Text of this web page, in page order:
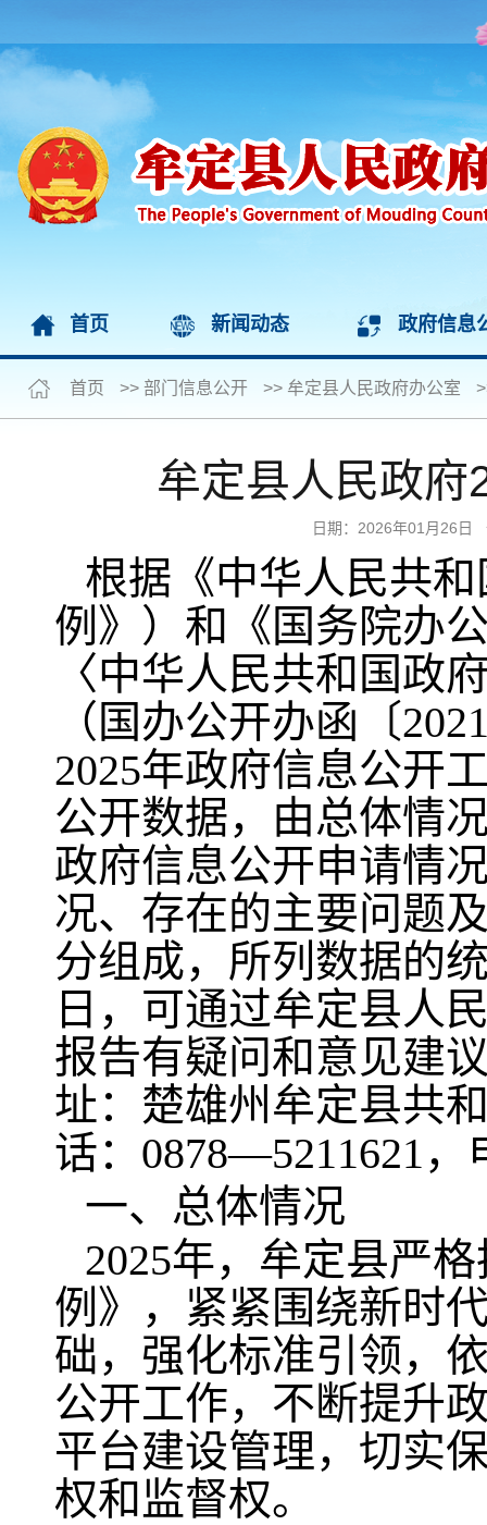
首页 新闻动态 政府信息
首页 >> 部门信息公开 >> 牟定县人民政府办公室
牟定县人民政府
日期：2026年01月26
根据《中华人民共
例》）和《国务院办
〈中华人民共和国政
（国办公开办函〔
2025年政府信息公开
公开数据，由总体情
政府信息公开申请情
况、存在的主要问题
分组成，所列数据的
日，可通过牟定县人
报告有疑问和意见建
址：楚雄州牟定县共
话：0878—5211621，
一、总体情况
2025年，牟定县严
例》，紧紧围绕新时
础，强化标准引领，
公开工作，不断提升
平台建设管理，切实
权和监督权。